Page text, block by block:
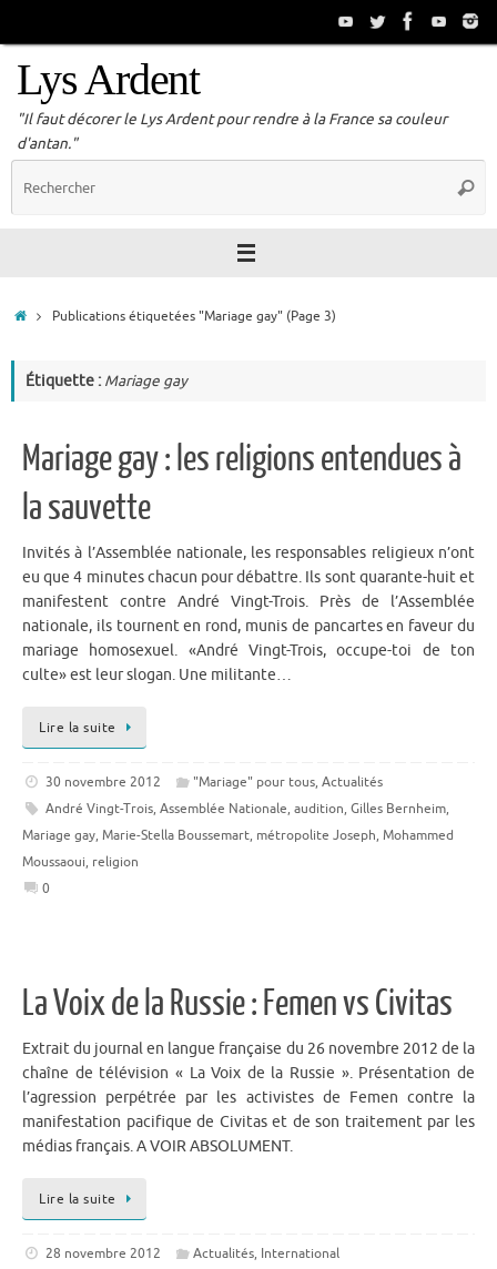
Lys Ardent
"Il faut décorer le Lys Ardent pour rendre à la France sa couleur
d'antan."
AccueilPublications étiquetées "Mariage gay"(Page 3)
Étiquette : Mariage gay
Mariage gay : les religions entendues à
la sauvette
Invités à l’Assemblée nationale, les responsables religieux n’ont
eu que 4 minutes chacun pour débattre. Ils sont quarante-huit et
manifestent contre André Vingt-Trois. Près de l’Assemblée
nationale, ils tournent en rond, munis de pancartes en faveur du
mariage homosexuel. «André Vingt-Trois, occupe-toi de ton
culte» est leur slogan. Une militante…
Lire la suite
30 novembre 2012 "Mariage" pour tous,Actualités
André Vingt-Trois, Assemblée Nationale, audition, Gilles Bernheim,
Mariage gay, Marie-Stella Boussemart, métropolite Joseph, Mohammed
Moussaoui, religion
0
La Voix de la Russie : Femen vs Civitas
Extrait du journal en langue française du 26 novembre 2012 de la
chaîne de télévision « La Voix de la Russie ». Présentation de
l’agression perpétrée par les activistes de Femen contre la
manifestation pacifique de Civitas et de son traitement par les
médias français. A VOIR ABSOLUMENT.
Lire la suite
28 novembre 2012 Actualités, International